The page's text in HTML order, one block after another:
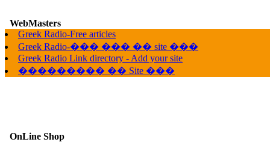
WebMasters
Greek Radio-Free articles
Greek Radio-��� ��� �� site ���
Greek Radio Link directory - Add your site
��������� �� Site ���
OnLine Shop